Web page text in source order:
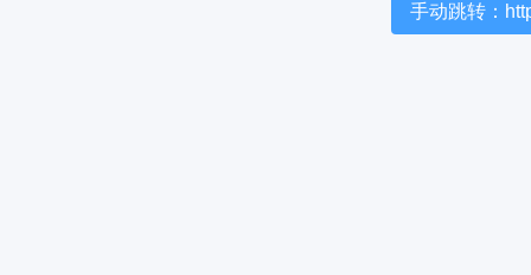
手动跳转：